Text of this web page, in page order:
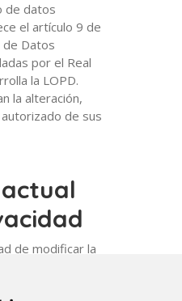
de datos
el artículo 9 de
Datos
por el Real
la LOPD.
la alteración,
de sus
de modificar la